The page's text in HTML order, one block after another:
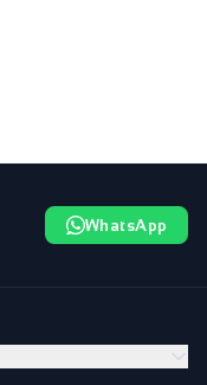
WhatsApp